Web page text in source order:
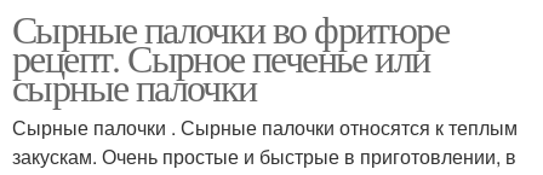
Сырные палочки во фритюре
рецепт. Сырное печенье или
сырные палочки
Сырные палочки . Сырные палочки относятся к теплым
закускам. Очень простые и быстрые в приготовлении, в